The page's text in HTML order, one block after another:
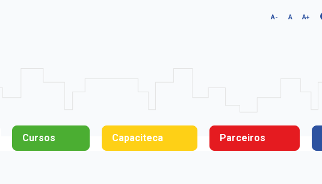
A- A A+
Cursos Capaciteca Parceiros